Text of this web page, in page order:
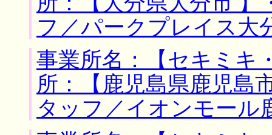
フ／パークプレイス大
事業所名：【セキミ
所：【鹿児島県鹿児島
タッフ／イオンモール